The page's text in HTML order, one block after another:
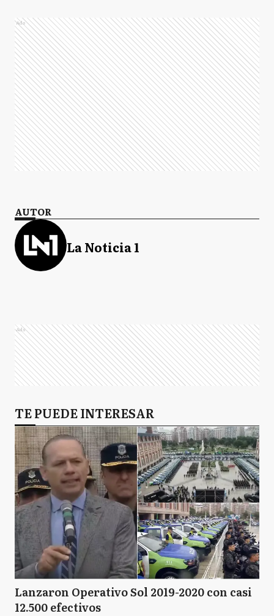
Ads
AUTOR
La Noticia 1
Ads
TE PUEDE INTERESAR
Lanzaron Operativo Sol 2019-2020 con casi
12.500 efectivos